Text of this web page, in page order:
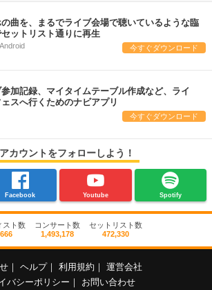
の曲を、まるでライブ会場で聴いているような臨
ットリスト通りに再生
今すぐダウンロード
加記録、マイタイムテーブル作成など、ライ
スへ行くためのナビアプリ
今すぐダウンロード
カウントをフォローしよう！
Facebook Youtube Spotify
スト数
コンサート数
1,493,178
セットリスト数
472,330
ヘルプ 利用規約
運営会社
バシーポリシー
お問い合わせ